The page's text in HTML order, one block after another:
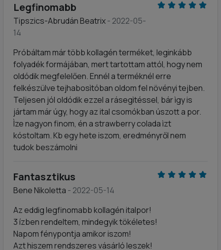
Legfinomabb
Tipszics-Abrudán Beatrix- 2022-05-
14
Próbáltam már több kollagén terméket, leginkább
folyadék formájában, mert tartottam attól, hogy nem
oldódik megfelelően. Ennél a terméknél erre
felkészülve tejhabosìtóban oldom fel növényi tejben.
Teljesen jól oldódik ezzel a rásegìtéssel, bár ìgy is
jártam már úgy, hogy az ital csomókban úszott a por.
Ìze nagyon finom, én a strawberry colada ìzt
kóstoltam. Kb egy hete iszom, eredményről nem
tudok beszámolni
Fantasztikus
Bene Nikoletta - 2022-05-14
Az eddig legfinomabb kollagén italpor!
3 ízben rendeltem, mindegyik tökéletes!
Napom fénypontja amikor iszom!
Azt hiszem rendszeres vásárló leszek!